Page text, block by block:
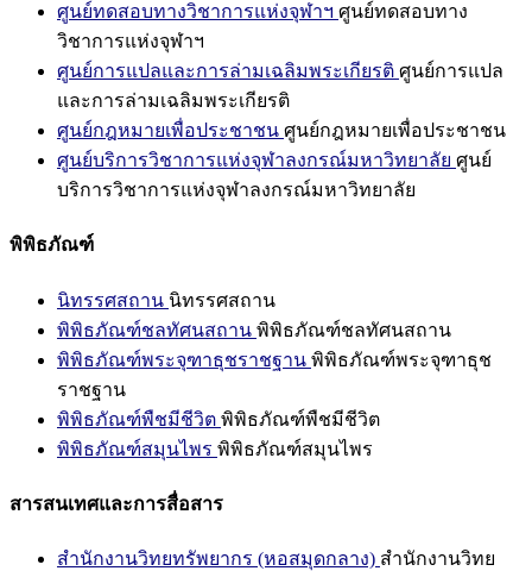
ศูนย์ทดสอบทางวิชาการแห่งจุฬาฯ ศูนย์ทดสอบทาง
วิชาการแห่งจุฬาฯ
ศูนย์การแปลและการล่ามเฉลิมพระเกียรติ ศูนย์การแปล
และการล่ามเฉลิมพระเกียรติ
ศูนย์กฎหมายเพื่อประชาชน ศูนย์กฎหมายเพื่อประชาชน
ศูนย์บริการวิชาการแห่งจุฬาลงกรณ์มหาวิทยาลัย ศูนย์
บริการวิชาการแห่งจุฬาลงกรณ์มหาวิทยาลัย
พิพิธภัณฑ์
นิทรรศสถาน นิทรรศสถาน
พิพิธภัณฑ์ชลทัศนสถาน พิพิธภัณฑ์ชลทัศนสถาน
พิพิธภัณฑ์พระจุฑาธุชราชฐาน พิพิธภัณฑ์พระจุฑาธุช
ราชฐาน
พิพิธภัณฑ์พืชมีชีวิต พิพิธภัณฑ์พืชมีชีวิต
พิพิธภัณฑ์สมุนไพร พิพิธภัณฑ์สมุนไพร
สารสนเทศและการสื่อสาร
สำนักงานวิทยทรัพยากร (หอสมุดกลาง) สำนักงานวิทย